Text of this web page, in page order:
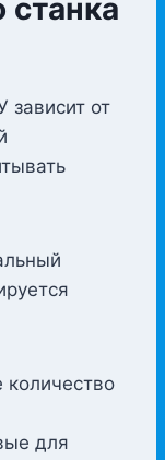
зависит от
для